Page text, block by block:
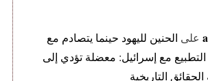
على الحنين لليهود حينما يتصادم مع
مع إسرائيل: معضلة تؤدي إلى
التاريخية